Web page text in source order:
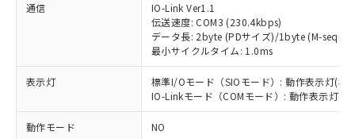
通信
IO-Link Ver1.1
伝送速度: COM3 (230.4kbps)
データ長: 2byte (PDサイズ)/1byte (M-
最小サイクルタイム: 1.0ms
表示灯
標準I/Oモード（SIOモード）: 動作表示灯(橙
IO-Linkモード（COMモード）: 動作表示灯(
動作モード NO